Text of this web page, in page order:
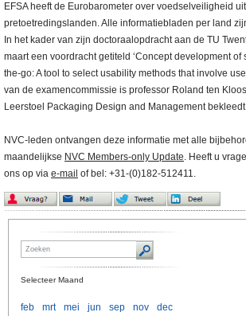
EFSA heeft de Eurobarometer over voedselveiligheid
pretoetredingslanden. Alle informatiebladen per land
In het kader van zijn doctoraalopdracht aan de TU
maart een voordracht getiteld ‘Concept development
the-go: A tool to select usability methods that involve
van de examencommissie is professor Roland ten
Leerstoel Packaging Design and Management
NVC-leden ontvangen deze informatie met alle
maandelijkse NVC Members-only Update. Heeft u
ons op via e-mail of bel: +31-(0)182-512411.
Selecteer Maand
feb mrt mei jun sep nov dec